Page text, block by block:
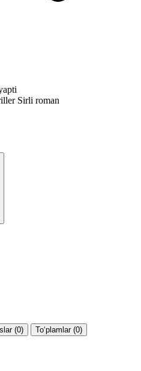
Sirli roman
(0) To‘plamlar (0)